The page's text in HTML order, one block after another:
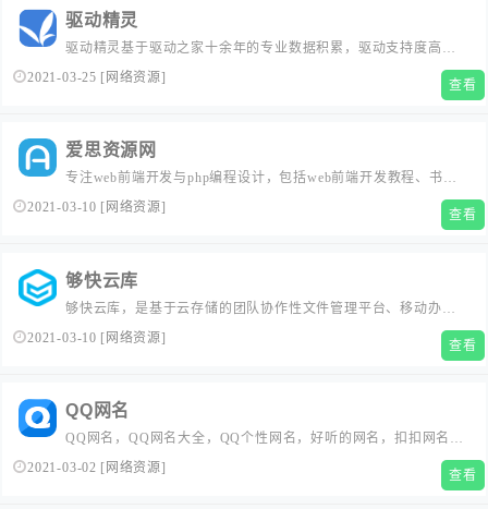
驱动精灵
驱动精灵基于驱动之家十余年的专业数据积累，驱动支持度高达
98.3%，已经为数亿用户解决了各种电脑驱动问题、系统故障，是
目前有效的驱动软件。驱动精灵万能网卡驱动版，支持市面99%的
2021-03-25 [ 网络资源] 查看
爱思资源网
专注web前端开发与php编程设计，包括web前端开发教程、书
籍、api手册、前端框架、前端面试题、前端问答、前端培训以及
一些系列前端开发资源分享，是一个专业技术交流、资源共享的
2021-03-10 [ 网络资源] 查看
够快云库
够快云库，是基于云存储的团队协作性文件管理平台、移动办公
系统。团队成员可以同步共享资料，即时沟通交流，便捷移动办
2021-03-10 [ 网络资源] 查看
QQ网名
QQ网名，QQ网名大全，QQ个性网名，好听的网名，扣扣网名，
好的网名...
2021-03-02 [ 网络资源] 查看